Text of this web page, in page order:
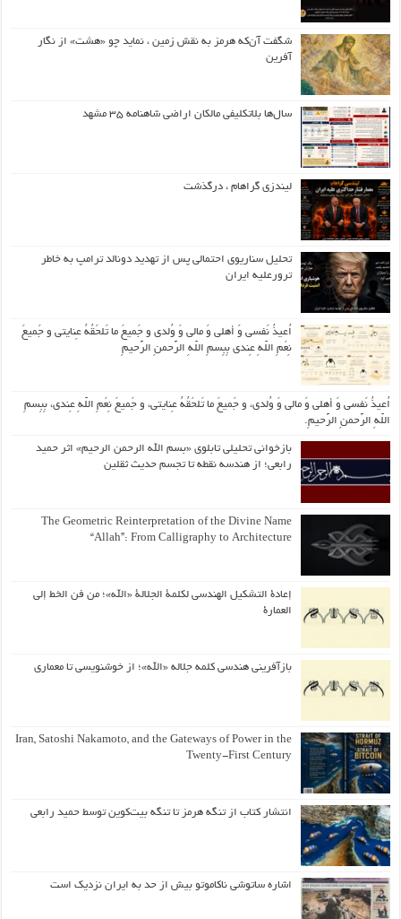
شگفت آن‌که هرمز به نقش زمین ، نماید چو «هشت» از نگار
آفرین
سال‌ها بلاتکلیفی مالکان اراضی شاهنامه ۳۵ مشهد
لیندزی گراهام ، درگذشت
تحلیل سناریوی احتمالی پس از تهدید دونالد ترامپ به خاطر
ترورعلیه ایران
اُعیذُ نَفسی وَ أهلی وَ مالی وَ وُلدی و جَمیعَ ما تَلحَقُهُ عِنایتی و جَمیعَ
نِعَمِ اللّهِ عِندی بِبِسمِ اللّهِ الرَّحمنِ الرَّحیمِ
اُعیذُ نَفسی وَ أهلی وَ مالی وَ وُلدی، و جَمیعَ ما تَلحَقُهُ عِنایتی، و جَمیعَ نِعَمِ اللّهِ عِندی، بِبِسمِ
اللّهِ الرَّحمنِ الرَّحیمِ.
بازخوانی تحلیلی تابلوی «بسم الله الرحمن الرحیم» اثر حمید
رابعی؛ از هندسه نقطه تا تجسم حدیث ثقلین
The Geometric Reinterpretation of the Divine Name
“Allah”: From Calligraphy to Architecture
إعادة التشكيل الهندسي لكلمة الجلالة «الله»؛ من فن الخط إلى
العمارة
بازآفرینی هندسی کلمه جلاله «الله»؛ از خوشنویسی تا معماری
Iran, Satoshi Nakamoto, and the Gateways of Power in the
Twenty-First Century
انتشار کتاب از تنگه هرمز تا تنگه بیت‌کوین توسط حمید رابعی
اشاره ساتوشی ناکاموتو بیش از حد به ایران نزدیک است